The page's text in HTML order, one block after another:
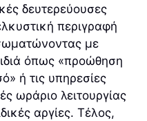
δευτερεύουσες
περιγραφή
με
όπως «προώθηση
ή τις υπηρεσίες
ωράριο λειτουργίας
αργίες. Τέλος,